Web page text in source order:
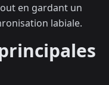
en gardant un
labiale.